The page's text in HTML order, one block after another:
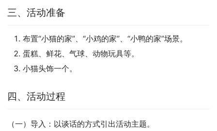
三、活动准备
布置“小猫的家”、“小鸡的家”、“小鸭的家”场景。
蛋糕、鲜花、气球、动物玩具等。
小猫头饰一个。
四、活动过程
（一）导入：以谈话的方式引出活动主题。